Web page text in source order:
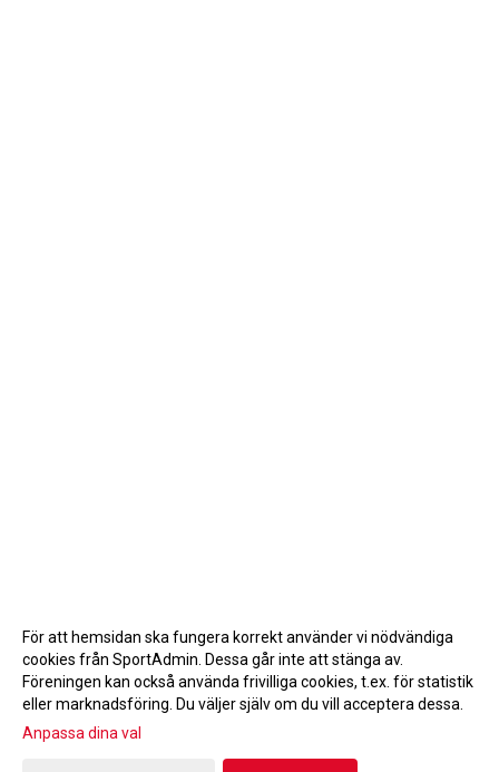
Gå till Webbversion
För att hemsidan ska fungera korrekt använder vi nödvändiga
cookies från SportAdmin. Dessa går inte att stänga av.
Föreningen kan också använda frivilliga cookies, t.ex. för statistik
eller marknadsföring. Du väljer själv om du vill acceptera dessa.
Anpassa dina val